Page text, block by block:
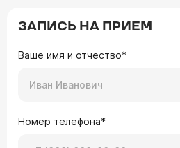
ЗАПИСЬ НА ПРИЕМ
Ваше имя и отчество*
Номер телефона*